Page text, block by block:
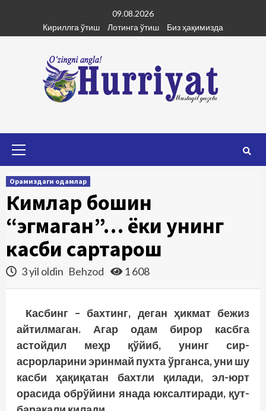
content
09.08.2026
Кириллга ўтиш
Лотинга ўтиш Биз ҳақимизда
Орамиздаги одамлар
Кимлар бошин
“эгмаган”… ёки унинг
касби сартарош
3 yil oldin Behzod 1 608
Касбинг – бахтинг, деган ҳикмат бежиз
айтилмаган. Агар одам бирор касбга
астойдил меҳр қўйиб, унинг сир-
асрорларини эринмай пухта ўрганса, уни шу
касби ҳақиқатан бахтли қилади, эл-юрт
орасида обрўйини янада юксалтиради, қут-